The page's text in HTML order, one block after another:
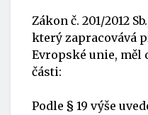
Zákon č. 201/2012
který zapracovává
Evropské unie, měl
části:
Podle § 19 výše